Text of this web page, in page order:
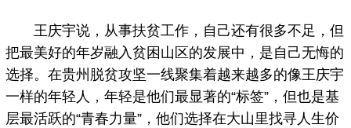
王庆宇说，从事扶贫工作，自己还有很多不足，但
把最美好的年岁融入贫困山区的发展中，是自己无悔的
选择。在贵州脱贫攻坚一线聚集着越来越多的像王庆宇
一样的年轻人，年轻是他们最显著的“标签”，但也是基
层最活跃的“青春力量”，他们选择在大山里找寻人生价